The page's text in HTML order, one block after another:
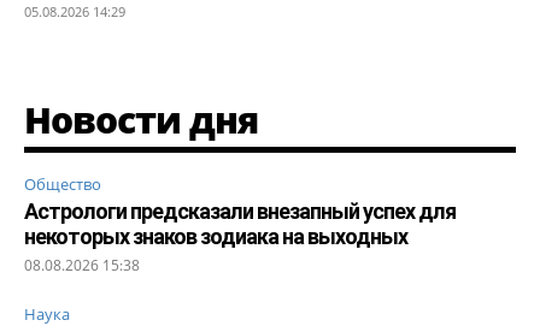
05.08.2026 14:29
Новости дня
Общество
Астрологи предсказали внезапный успех для
некоторых знаков зодиака на выходных
08.08.2026 15:38
Наука